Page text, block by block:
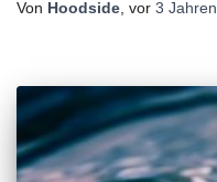
Von Hoodside , vor 3 Jahren